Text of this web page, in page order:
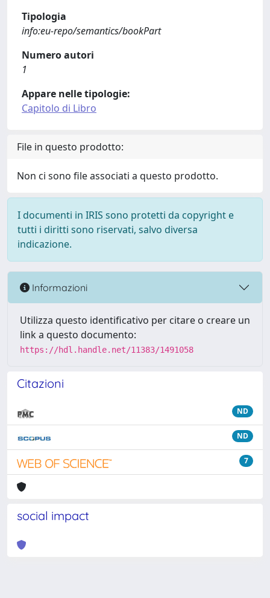
Tipologia
info:eu-repo/semantics/bookPart
Numero autori
1
Appare nelle tipologie:
Capitolo di Libro
File in questo prodotto:
Non ci sono file associati a questo prodotto.
I documenti in IRIS sono protetti da copyright e
tutti i diritti sono riservati, salvo diversa
indicazione.
Informazioni
Utilizza questo identificativo per citare o creare un
link a questo documento:
https://hdl.handle.net/11383/1491058
Citazioni
ND
ND
7
social impact